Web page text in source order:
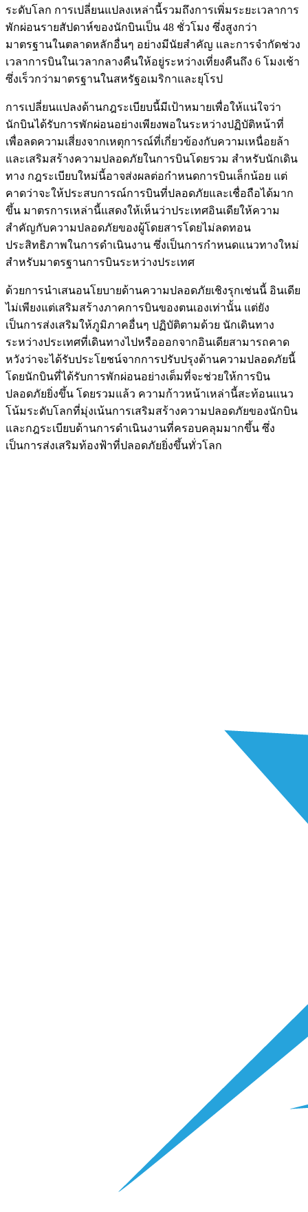
ระดับโลก การเปลี่ยนแปลงเหล่านี้รวมถึงการเพิ่มระยะเวลาการ
พักผ่อนรายสัปดาห์ของนักบินเป็น 48 ชั่วโมง ซึ่งสูงกว่า
มาตรฐานในตลาดหลักอื่นๆ อย่างมีนัยสำคัญ และการจำกัดช่วง
เวลาการบินในเวลากลางคืนให้อยู่ระหว่างเที่ยงคืนถึง 6 โมงเช้า
ซึ่งเร็วกว่ามาตรฐานในสหรัฐอเมริกาและยุโรป
การเปลี่ยนแปลงด้านกฎระเบียบนี้มีเป้าหมายเพื่อให้แน่ใจว่า
นักบินได้รับการพักผ่อนอย่างเพียงพอในระหว่างปฏิบัติหน้าที่
เพื่อลดความเสี่ยงจากเหตุการณ์ที่เกี่ยวข้องกับความเหนื่อยล้า
และเสริมสร้างความปลอดภัยในการบินโดยรวม สำหรับนักเดิน
ทาง กฎระเบียบใหม่นี้อาจส่งผลต่อกำหนดการบินเล็กน้อย แต่
คาดว่าจะให้ประสบการณ์การบินที่ปลอดภัยและเชื่อถือได้มาก
ขึ้น มาตรการเหล่านี้แสดงให้เห็นว่าประเทศอินเดียให้ความ
สำคัญกับความปลอดภัยของผู้โดยสารโดยไม่ลดทอน
ประสิทธิภาพในการดำเนินงาน ซึ่งเป็นการกำหนดแนวทางใหม่
สำหรับมาตรฐานการบินระหว่างประเทศ
ด้วยการนำเสนอนโยบายด้านความปลอดภัยเชิงรุกเช่นนี้ อินเดีย
ไม่เพียงแต่เสริมสร้างภาคการบินของตนเองเท่านั้น แต่ยัง
เป็นการส่งเสริมให้ภูมิภาคอื่นๆ ปฏิบัติตามด้วย นักเดินทาง
ระหว่างประเทศที่เดินทางไปหรือออกจากอินเดียสามารถคาด
หวังว่าจะได้รับประโยชน์จากการปรับปรุงด้านความปลอดภัยนี้
โดยนักบินที่ได้รับการพักผ่อนอย่างเต็มที่จะช่วยให้การบิน
ปลอดภัยยิ่งขึ้น โดยรวมแล้ว ความก้าวหน้าเหล่านี้สะท้อนแนว
โน้มระดับโลกที่มุ่งเน้นการเสริมสร้างความปลอดภัยของนักบิน
และกฎระเบียบด้านการดำเนินงานที่ครอบคลุมมากขึ้น ซึ่ง
เป็นการส่งเสริมท้องฟ้าที่ปลอดภัยยิ่งขึ้นทั่วโลก